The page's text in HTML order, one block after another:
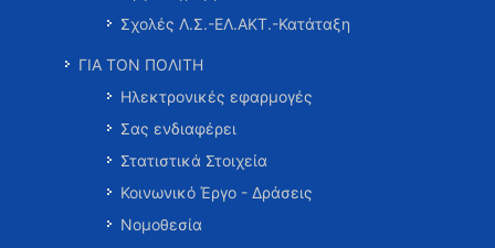
Σχολές Λ.Σ.-ΕΛ.ΑΚΤ.-Κατάταξη
ΓΙΑ ΤΟΝ ΠΟΛΙΤΗ
Ηλεκτρονικές εφαρμογές
Σας ενδιαφέρει
Στατιστικά Στοιχεία
Κοινωνικό Έργο - Δράσεις
Νομοθεσία